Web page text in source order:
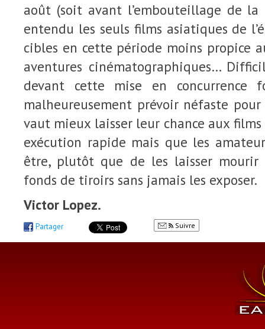
août (soit avant l’embouteillage de la
entendu les seuls films asiatiques de
cibles en cette période moins propice
aventures cinématographiques…
devant cette mise en concurrence
malheureusement prévoir néfaste
vaut mieux laisser leur chance aux
exécution rapide mais que les
être, plutôt que de les laisser
fonds de tiroirs sans jamais les exposer.
Victor Lopez.
Partager Suivre